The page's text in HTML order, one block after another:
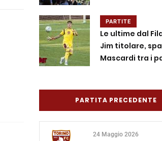
PARTITE
Le ultime dal
Jim titolare,
Mascardi tra i
PARTITA PRECEDENTE
24 Maggio 2026